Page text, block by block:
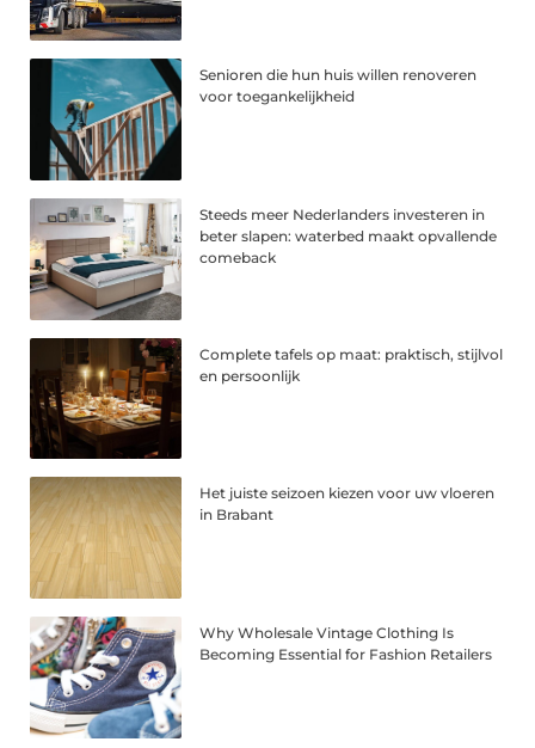
Senioren die hun huis willen renoveren
voor toegankelijkheid
Steeds meer Nederlanders investeren in
beter slapen: waterbed maakt opvallende
comeback
Complete tafels op maat: praktisch, stijlvol
en persoonlijk
Het juiste seizoen kiezen voor uw vloeren
in Brabant
Why Wholesale Vintage Clothing Is
Becoming Essential for Fashion Retailers